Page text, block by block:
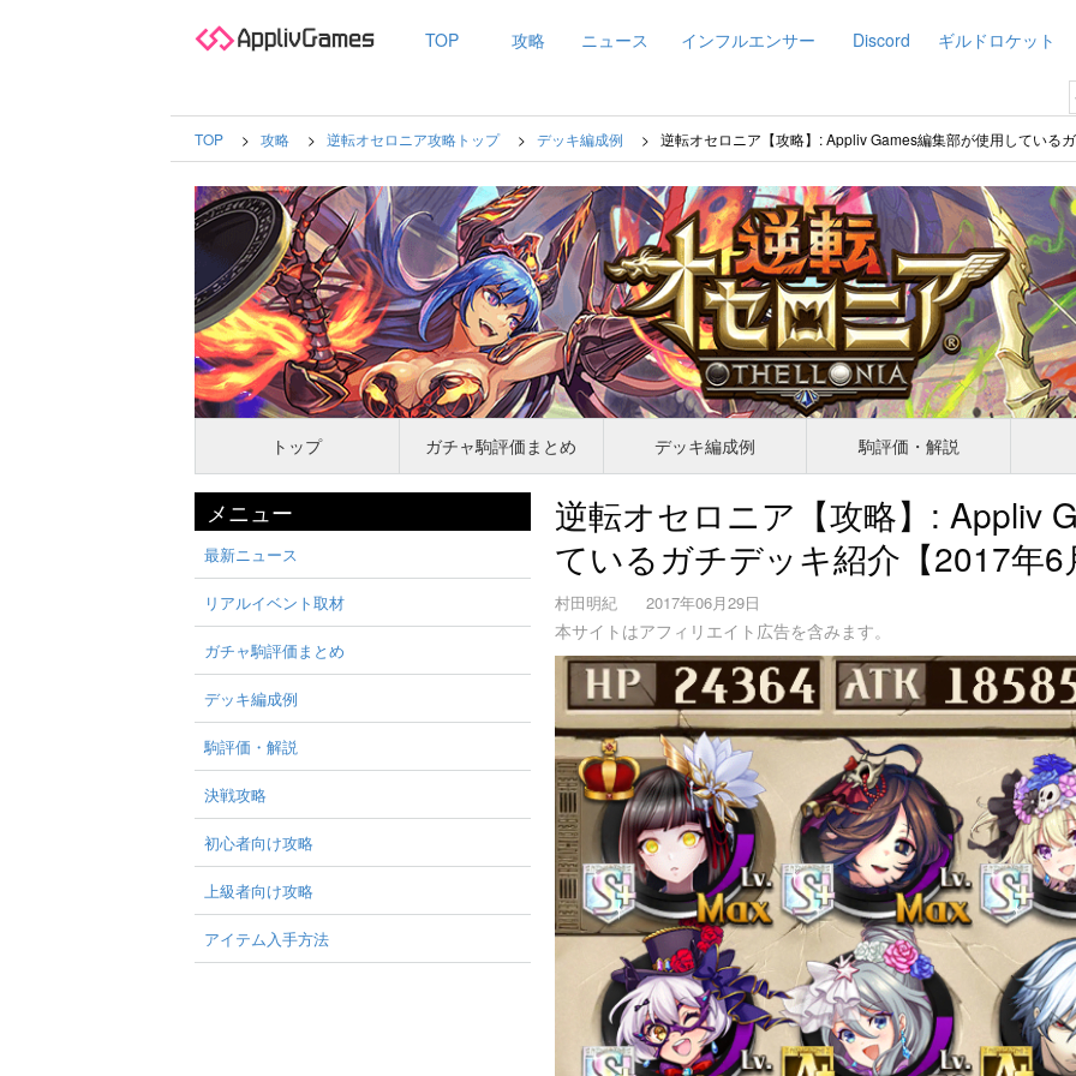
TOP 攻略 ニュース インフルエンサー Discord ギルドロケット
TOP 攻略 逆転オセロニア攻略トップ デッキ編成例 逆転オセロニア【攻略】: Appliv Games編集部が使用している
トップ ガチャ駒評価まとめ デッキ編成例 駒評価・解説
逆転オセロニア【攻略】: Appliv
ているガチデッキ紹介【2017年6
村田明紀 2017年06月29日
本サイトはアフィリエイト広告を含みます。
メニュー
最新ニュース
リアルイベント取材
ガチャ駒評価まとめ
デッキ編成例
駒評価・解説
決戦攻略
初心者向け攻略
上級者向け攻略
アイテム入手方法